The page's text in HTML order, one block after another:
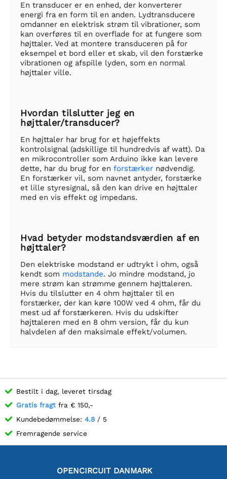
En transducer er en enhed, der konverterer
energi fra en form til en anden. Lydtransducere
omdanner en elektrisk strøm til vibrationer, som
kan overføres til en overflade for at fungere som
højttaler. Ved at montere transduceren på for
eksempel et bord eller et skab, vil den forstærke
vibrationen og afspille lyden, som en normal
højttaler ville.
Hvordan tilslutter jeg en
højttaler/transducer?
En højttaler har brug for et højeffekts
kontrolsignal (adskillige til hundredvis af watt). Da
en mikrocontroller som Arduino ikke kan levere
dette, har du brug for en forstærker nødvendig.
En forstærker vil, som navnet antyder, forstærke
et lille styresignal, så den kan drive en højttaler
med en vis effekt og impedans.
Hvad betyder modstandsværdien af en
højttaler?
Den elektriske modstand er udtrykt i ohm, også
kendt som modstande. Jo mindre modstand, jo
mere strøm kan strømme gennem højttaleren.
Hvis du tilslutter en 4 ohm højttaler til en
forstærker, der kan køre 100W ved 4 ohm, får du
mest ud af forstærkeren. Hvis du udskifter
højttaleren med en 8 ohm version, får du kun
halvdelen af den maksimale effekt/volumen.
Bestilt i dag, leveret tirsdag
Gratis fragt fra € 150,-
Kundebedømmelse: 4.8 / 5
Fremragende service
OPENCIRCUIT DANMARK